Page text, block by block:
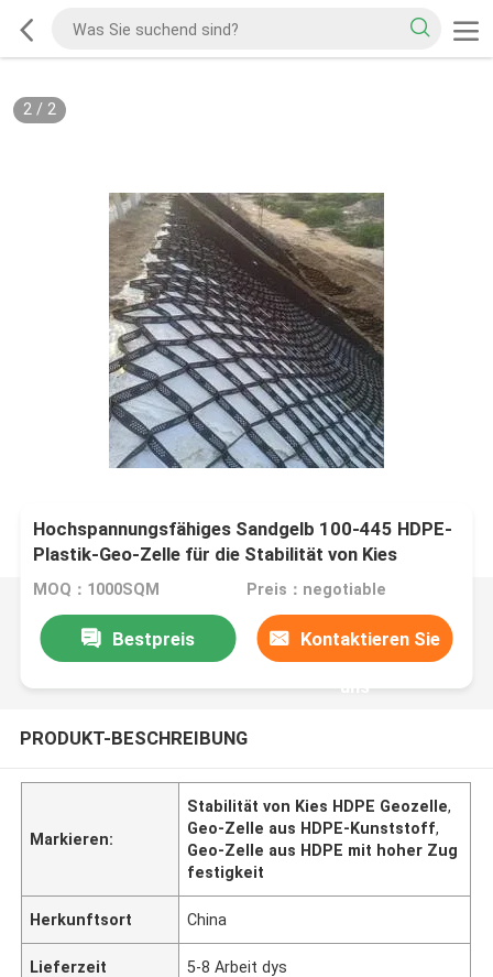
2/ 2
Hochspannungsfähiges Sandgelb 100-445 HDPE-
Plastik-Geo-Zelle für die Stabilität von Kies
MOQ：1000SQM Preis：negotiable
Bestpreis Kontaktieren Sie
uns
PRODUKT-BESCHREIBUNG
Markieren:
Stabilität von Kies HDPE Geozelle,
Geo-Zelle aus HDPE-Kunststoff,
Geo-Zelle aus HDPE mit hoher Zug
festigkeit
Herkunftsort China
Lieferzeit 5-8 Arbeit dys